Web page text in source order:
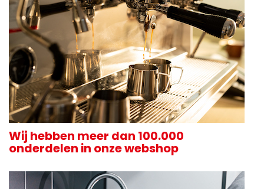
Wij hebben meer dan 100.000
onderdelen in onze webshop